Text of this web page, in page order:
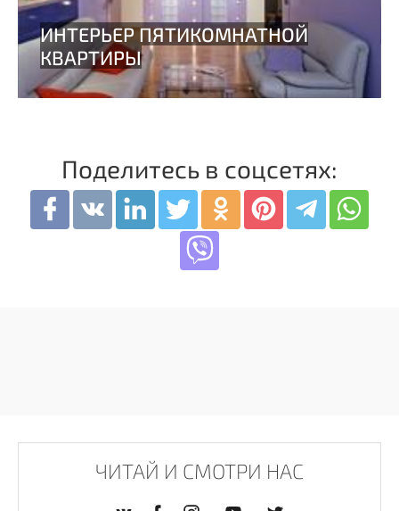
Поделитесь в соцсетях:
ЧИТАЙ И СМОТРИ НАС